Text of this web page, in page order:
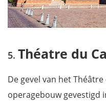
Théatre du
De gevel van het
operagebouw gevestigd